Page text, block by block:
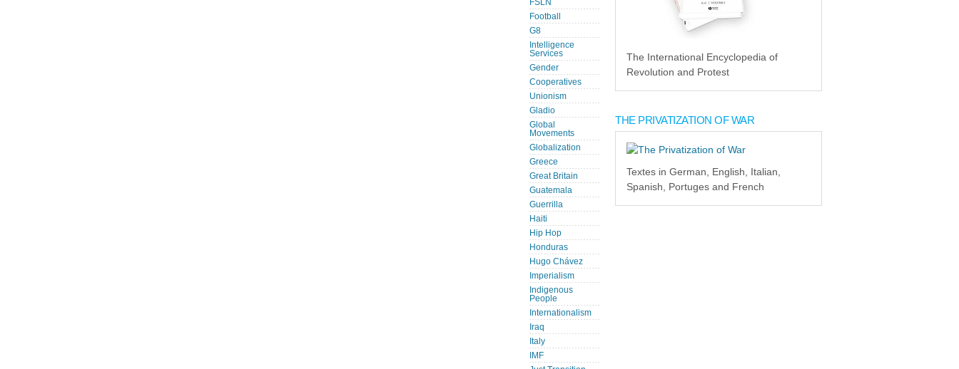
FSLN
Football
G8
Intelligence
Services
Gender
Cooperatives
Unionism
Gladio
Global
Movements
Globalization
Greece
Great Britain
Guatemala
Guerrilla
Haiti
Hip Hop
Honduras
Hugo Chávez
Imperialism
Indigenous
People
Internationalism
Iraq
Italy
IMF
The International Encyclopedia of
Revolution and Protest
THE PRIVATIZATION OF WAR
Textes in German, English, Italian,
Spanish, Portuges and French